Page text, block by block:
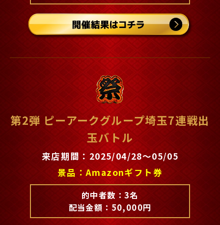
第2弾 ピーアークグループ埼玉7連戦出
玉バトル
来店期間：2025/04/28～05/05
景品：Amazonギフト券
的中者数：3名
配当金額：50,000円